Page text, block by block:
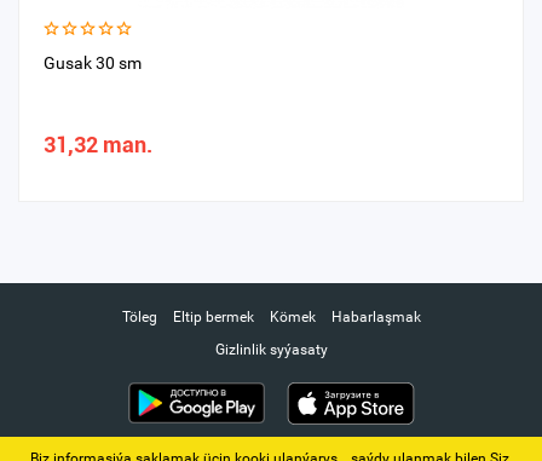
Gusak 30 sm
31,32 man.
Töleg Eltip bermek Kömek
Habarlaşmak
Gizlinlik syýasaty